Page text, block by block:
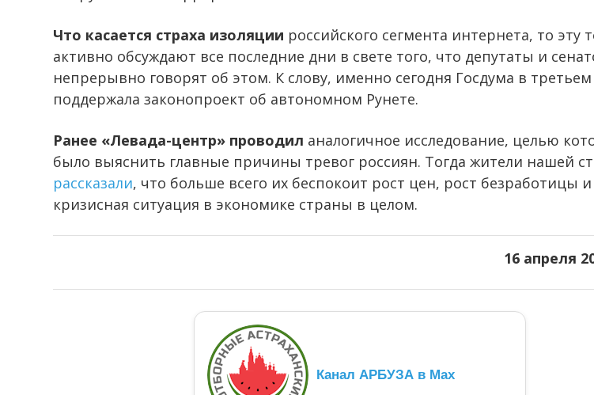
Что касается страха изоляции российского сегмента интернета, то эту
активно обсуждают все последние дни в свете того, что депутаты и
непрерывно говорят об этом. К слову, именно сегодня Госдума в
поддержала законопроект об автономном Рунете.
Ранее «Левада-центр» проводил аналогичное исследование, целью
было выяснить главные причины тревог россиян. Тогда жители нашей
рассказали, что больше всего их беспокоит рост цен, рост безработицы и
кризисная ситуация в экономике страны в целом.
16 апреля
Канал АРБУЗА в Max